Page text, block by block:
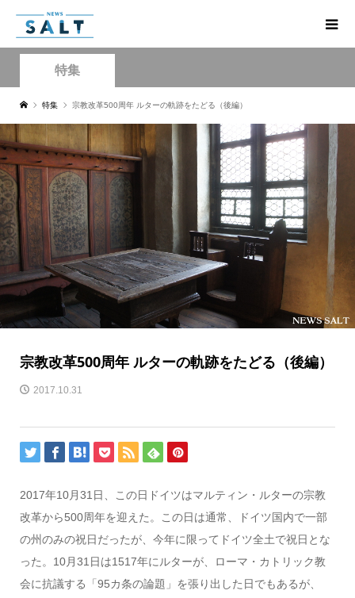
特集
特集 宗教改革500周年 ルターの軌跡をたどる（後編）
宗教改革500周年 ルターの軌跡をたどる（後編）
2017.10.31
2017年10月31日、この日ドイツはマルティン・ルターの宗教
改革から500周年を迎えた。この日は通常、ドイツ国内で一部
の州のみの祝日だったが、今年に限ってドイツ全土で祝日とな
った。10月31日は1517年にルターが、ローマ・カトリック教
会に抗議する「95カ条の論題」を張り出した日でもあるが、